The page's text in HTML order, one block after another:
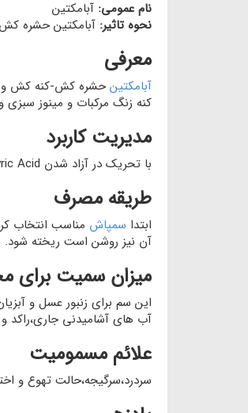
نام عمومی: آبامکتین
نحوه تاثیر: آبامکتین حشره
معرفی
آبامکتین حشره کش-کنه کش و
کنه زنگ مرکبات و مینوز سبزی
مدیریت کاربرد
با تحریک در آزاد شدن Aminobutyric Acid سبب فلج شدن حشره می گردد.این سم برای آبزیان و زنبور عسل به شدت خظرناک است.
طریقه مصرف
ابتدا سمپاش مناسب انتخاب
آن نیز روشن است ریخته شود.
میزان سمیت برای
این سم برای زنبور عسل و
آب های آشامیدنی
علائم مسمومیت
سردرد،سرگیجه،حالت تهوع و